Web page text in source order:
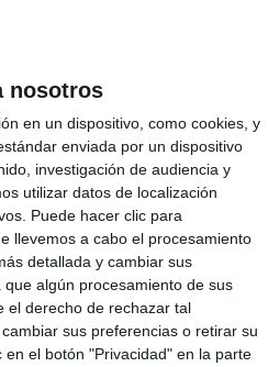
nosotros
en un dispositivo, como cookies, y
enviada por un dispositivo
investigación de audiencia y
utilizar datos de localización
Puede hacer clic para
llevemos a cabo el procesamiento
detallada y cambiar sus
que algún procesamiento de sus
el derecho de rechazar tal
sus preferencias o retirar su
el botón "Privacidad" en la parte
con un
05/08/2026
Lopesan
acerca el
su última
internacional